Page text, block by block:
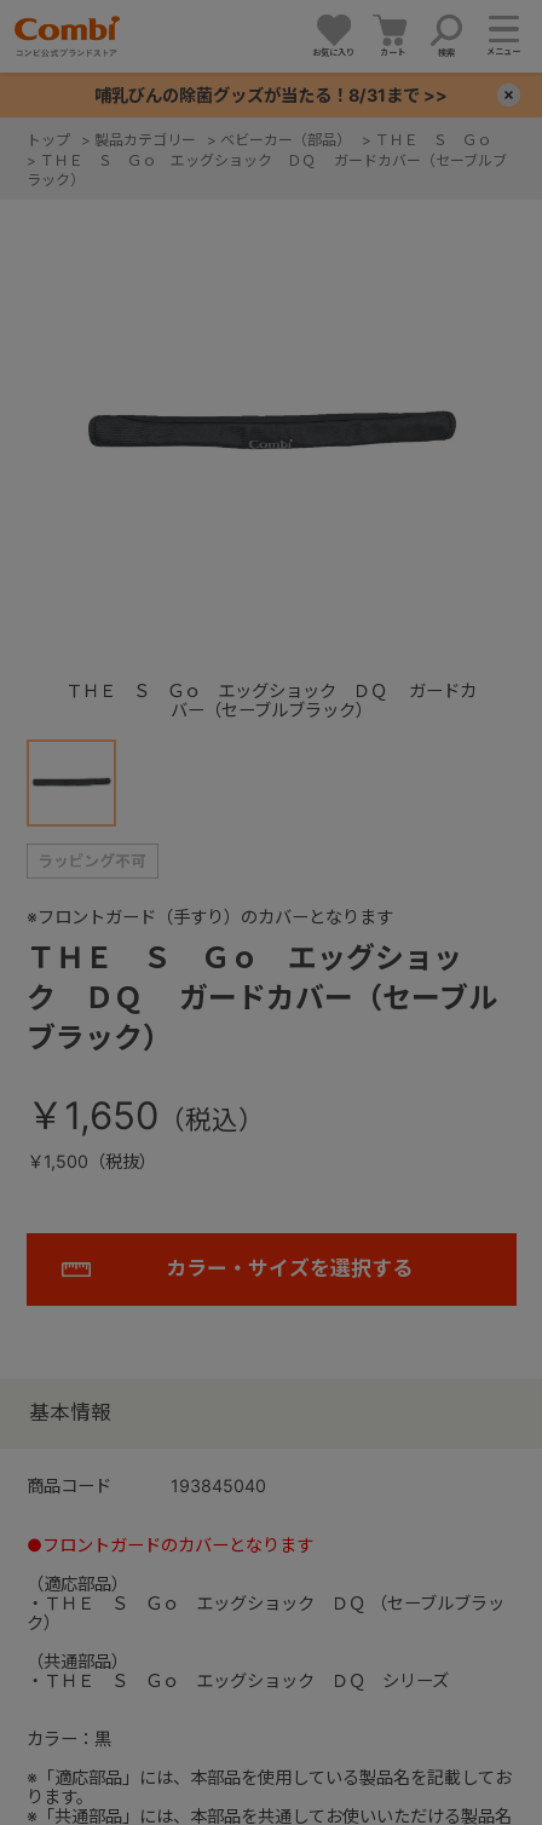
お気に入り カート 検索 メニュー
哺乳びんの除菌グッズが当たる！8/31まで >>
トップ > 製品カテゴリー > ベビーカー（部品） > ＴＨＥ Ｓ Ｇｏ
> ＴＨＥ Ｓ Ｇｏ エッグショック ＤＱ ガードカバー（セーブルブ
ラック）
ＴＨＥ Ｓ Ｇｏ エッグショック ＤＱ ガードカ
バー（セーブルブラック）
ＴＨＥ Ｓ Ｇｏ エッグショッ
ク ＤＱ ガードカバー（セーブル
ブラック）
※フロントガード（手すり）のカバーとなります
￥1,650
￥1,500（税抜）
カラー・サイズを選択する
基本情報
商品コード 193845040
●フロントガードのカバーとなります
（適応部品）
・ＴＨＥ Ｓ Ｇｏ エッグショック ＤＱ （セーブルブラッ
ク）
（共通部品）
・ＴＨＥ Ｓ Ｇｏ エッグショック ＤＱ シリーズ
カラー：黒
※「適応部品」には、本部品を使用している製品名を記載してお
ります。
※「共通部品」には、本部品を共通してお使いいただける製品名